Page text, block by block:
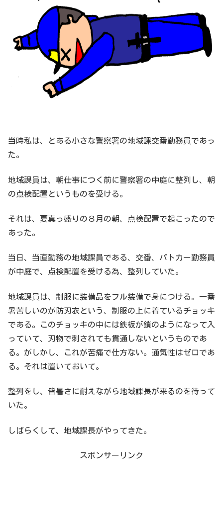
当時私は、とある小さな警察署の地域課交番勤務員であっ
た。
地域課員は、朝仕事につく前に警察署の中庭に整列し、朝
の点検配置というものを受ける。
それは、夏真っ盛りの８月の朝、点検配置で起こったので
あった。
当日、当直勤務の地域課員である、交番、パトカー勤務員
が中庭で、点検配置を受ける為、整列していた。
地域課員は、制服に装備品をフル装備で身につける。一番
暑苦しいのが防刃衣という、制服の上に着ているチョッキ
である。このチョッキの中には鉄板が鎖のようになって入
っていて、刃物で刺されても貫通しないというものであ
る。がしかし、これが苦痛で仕方ない。通気性はゼロであ
る。それは置いておいて。
整列をし、皆暑さに耐えながら地域課長が来るのを待って
いた。
しばらくして、地域課長がやってきた。
スポンサーリンク